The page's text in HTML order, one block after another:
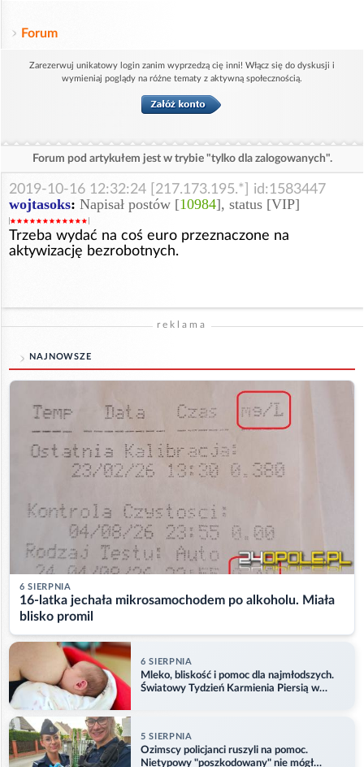
Forum
Zarezerwuj unikatowy login zanim wyprzedzą cię inni! Włącz się do dyskusji i
wymieniaj poglądy na różne tematy z aktywną społecznością.
Forum pod artykułem jest w trybie "tylko dla zalogowanych".
2019-10-16 12:32:24 [217.173.195.*] id:1583447
wojtasoks: Napisał postów [10984], status [VIP]
Trzeba wydać na coś euro przeznaczone na
aktywizację bezrobotnych.
reklama
NAJNOWSZE
6 SIERPNIA
16-latka jechała mikrosamochodem po alkoholu. Miała
blisko promil
6 SIERPNIA
Mleko, bliskość i pomoc dla najmłodszych.
Światowy Tydzień Karmienia Piersią w
5 SIERPNIA
Ozimscy policjanci ruszyli na pomoc.
Nietypowy "poszkodowany" nie mógł